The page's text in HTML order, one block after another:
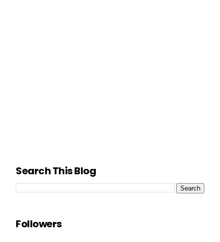
Search This Blog
Followers